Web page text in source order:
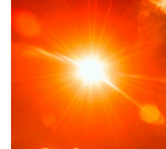
Sidebar